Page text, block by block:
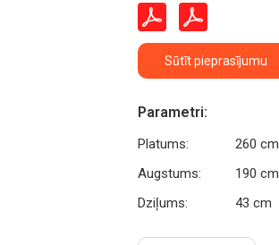
Sūtīt pieprasījumu
Parametri:
Platums:
260 cm
Augstums:
190 cm
Dziļums:
43 cm